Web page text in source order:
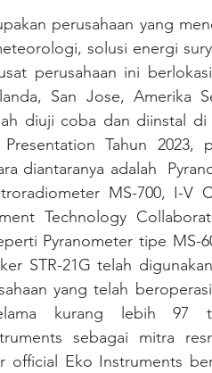
perusahaan yang
solusi energi
perusahaan ini
San Jose, Amerika
diuji coba dan diinstal
Presentation Tahun
diantaranya adalah
MS-700, I-V
Technology
Pyranometer tipe MS-
STR-21G telah
yang telah
kurang lebih 97
sebagai mitra
official Eko Instruments